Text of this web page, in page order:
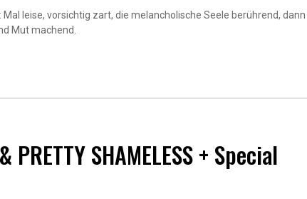
leise, vorsichtig zart, die melancholische Seele berührend, dann
Mut machend.
PRETTY SHAMELESS + Special